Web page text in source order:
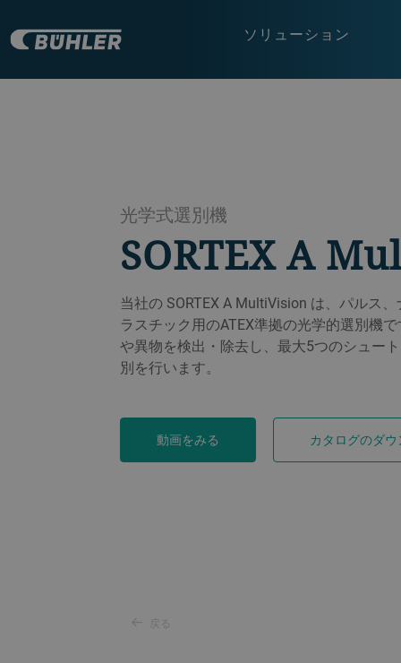
ソリューション
光学式選別機
SORTEX A
当社の SORTEX A MultiVision は、パルス
ラスチック用のATEX準拠の光学的選別機
や異物を検出・除去し、最大5つのシュー
別を行います。
動画をみる カタログのダ
戻る